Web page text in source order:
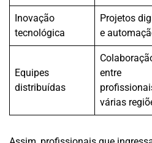
Inovação
tecnológica
Projetos
e
Equipes
distribuídas
entre
várias